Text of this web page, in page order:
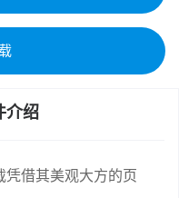
介绍
凭借其美观大方的页